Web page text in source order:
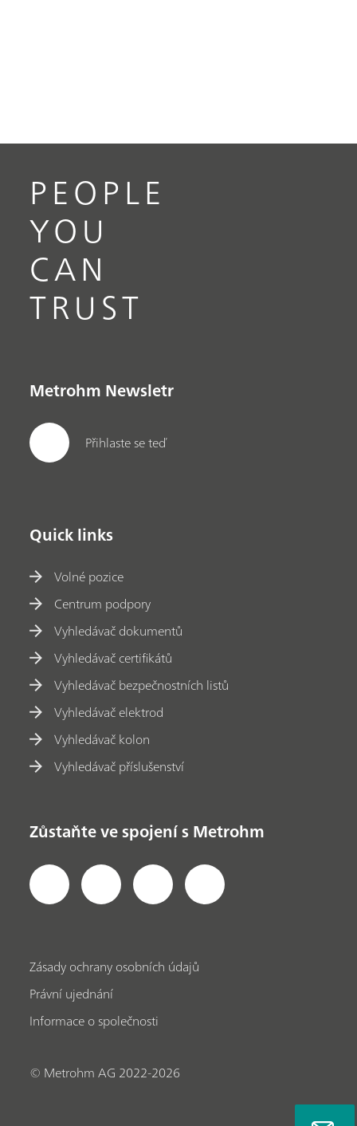
PEOPLE
YOU
CAN
TRUST
Metrohm Newsletr
Přihlaste se teď
Quick links
Volné pozice
Centrum podpory
Vyhledávač dokumentů
Vyhledávač certifikátů
Vyhledávač bezpečnostních listů
Vyhledávač elektrod
Vyhledávač kolon
Vyhledávač příslušenství
Zůstaňte ve spojení s Metrohm
Zásady ochrany osobních údajů
Právní ujednání
Informace o společnosti
© Metrohm AG 2022-2026